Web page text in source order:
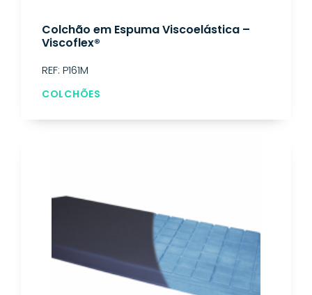
Colchão em Espuma Viscoelástica –
Viscoflex®
REF: P161M
COLCHÕES